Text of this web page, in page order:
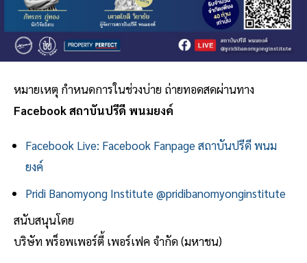
หมายเหตุ กำหนดการในช่วงบ่าย ถ่ายทอดสดผ่านทาง
Facebook สถาบันปรีดี พนมยงค์
Facebook Live: Facebook Fanpage สถาบันปรีดี พนม
ยงค์
Pridi Banomyong Institute @pridibanomyonginstitute
สนับสนุนโดย
บริษัท พร็อพเพอร์ตี้ เพอร์เฟค จำกัด (มหาชน)